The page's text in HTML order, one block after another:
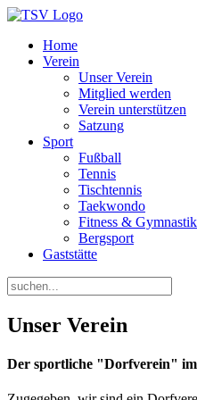
Home
Verein
Unser Verein
Mitglied werden
Verein unterstützen
Satzung
Sport
Fußball
Tennis
Tischtennis
Taekwondo
Fitness & Gymnastik
Bergsport
Gaststätte
Unser Verein
Der sportliche "Dorfverein"